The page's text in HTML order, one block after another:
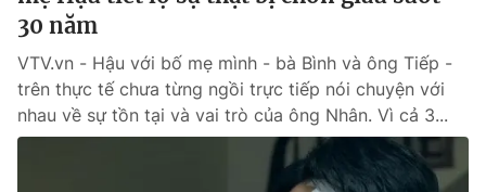
30 năm
VTV.vn - Hậu với bố mẹ mình - bà Bình và ông Tiếp -
trên thực tế chưa từng ngồi trực tiếp nói chuyện với
nhau về sự tồn tại và vai trò của ông Nhân. Vì cả 3...